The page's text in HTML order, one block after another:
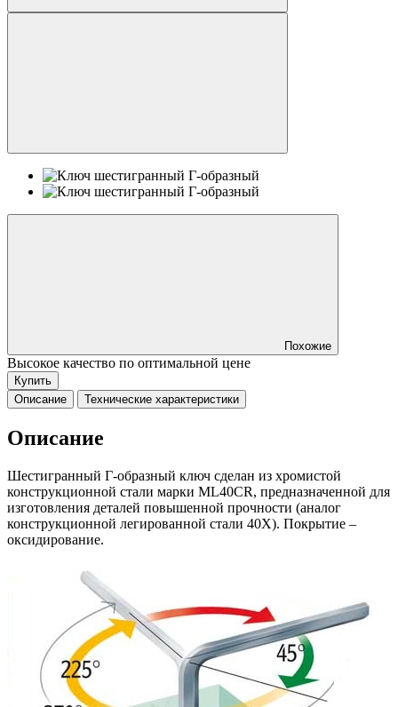
Похожие
Высокое качество по оптимальной цене
Купить
Описание
Технические характеристики
Описание
Шестигранный Г-образный ключ сделан из хромистой
конструкционной стали марки ML40CR, предназначенной для
изготовления деталей повышенной прочности (аналог
конструкционной легированной стали 40Х). Покрытие –
оксидирование.